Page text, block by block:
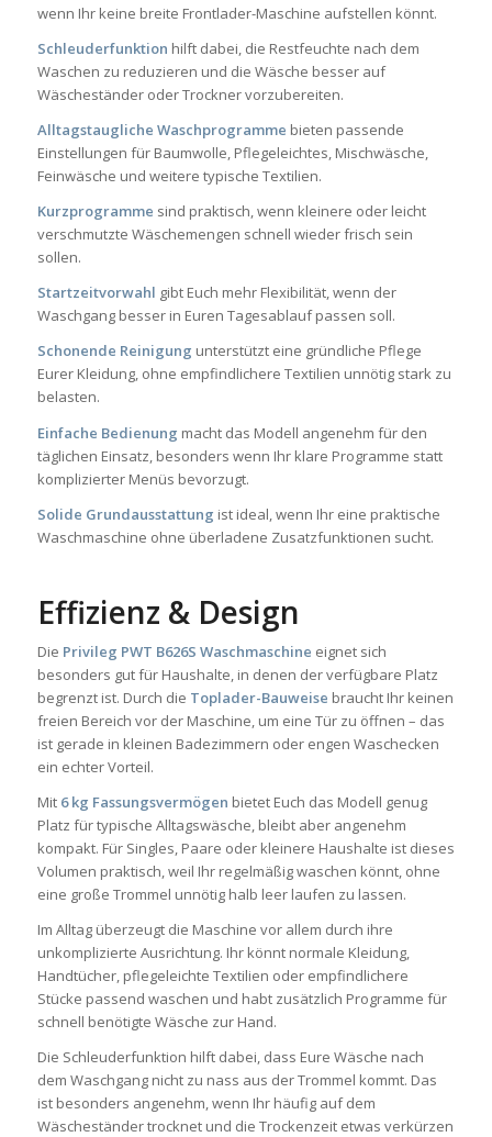
wenn Ihr keine breite Frontlader-Maschine aufstellen könnt.
Schleuderfunktion hilft dabei, die Restfeuchte nach dem
Waschen zu reduzieren und die Wäsche besser auf
Wäscheständer oder Trockner vorzubereiten.
Alltagstaugliche Waschprogramme bieten passende
Einstellungen für Baumwolle, Pflegeleichtes, Mischwäsche,
Feinwäsche und weitere typische Textilien.
Kurzprogramme sind praktisch, wenn kleinere oder leicht
verschmutzte Wäschemengen schnell wieder frisch sein
sollen.
Startzeitvorwahl gibt Euch mehr Flexibilität, wenn der
Waschgang besser in Euren Tagesablauf passen soll.
Schonende Reinigung unterstützt eine gründliche Pflege
Eurer Kleidung, ohne empfindlichere Textilien unnötig stark zu
belasten.
Einfache Bedienung macht das Modell angenehm für den
täglichen Einsatz, besonders wenn Ihr klare Programme statt
komplizierter Menüs bevorzugt.
Solide Grundausstattung ist ideal, wenn Ihr eine praktische
Waschmaschine ohne überladene Zusatzfunktionen sucht.
Effizienz & Design
Die Privileg PWT B626S Waschmaschine eignet sich
besonders gut für Haushalte, in denen der verfügbare Platz
begrenzt ist. Durch die Toplader-Bauweise braucht Ihr keinen
freien Bereich vor der Maschine, um eine Tür zu öffnen – das
ist gerade in kleinen Badezimmern oder engen Waschecken
ein echter Vorteil.
Mit 6 kg Fassungsvermögen bietet Euch das Modell genug
Platz für typische Alltagswäsche, bleibt aber angenehm
kompakt. Für Singles, Paare oder kleinere Haushalte ist dieses
Volumen praktisch, weil Ihr regelmäßig waschen könnt, ohne
eine große Trommel unnötig halb leer laufen zu lassen.
Im Alltag überzeugt die Maschine vor allem durch ihre
unkomplizierte Ausrichtung. Ihr könnt normale Kleidung,
Handtücher, pflegeleichte Textilien oder empfindlichere
Stücke passend waschen und habt zusätzlich Programme für
schnell benötigte Wäsche zur Hand.
Die Schleuderfunktion hilft dabei, dass Eure Wäsche nach
dem Waschgang nicht zu nass aus der Trommel kommt. Das
ist besonders angenehm, wenn Ihr häufig auf dem
Wäscheständer trocknet und die Trockenzeit etwas verkürzen